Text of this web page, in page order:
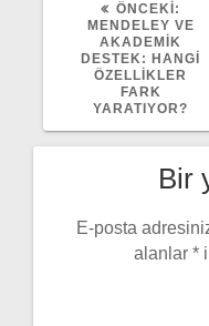
ÖNCEKI:
YAZI:
MENDELEY VE
AKADEMIK
DESTEK: HANGI
ÖZELLIKLER
FARK
YARATIYOR?
Bir
E-posta
alanlar *